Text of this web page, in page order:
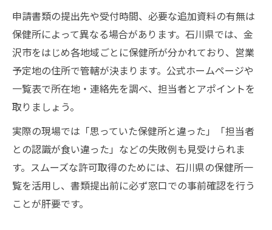
申請の流れ
各県の保健所への事前相談で押さえるべき
ポイント
保健福祉センターの役割と申請書類の提出
方法に注目
他県と比較した特定遊興飲食店営業許可申
請の違い
衛生管理者試験の県ごとの日程や準備事項
まとめ
保健所一覧や営業許可番号検索を活用した手続
き術
申請書類の提出先や受付時間、必要な追加資料の有無は
保健所によって異なる場合があります。石川県では、金
沢市をはじめ各地域ごとに保健所が分かれており、営業
予定地の住所で管轄が決まります。公式ホームページや
一覧表で所在地・連絡先を調べ、担当者とアポイントを
取りましょう。
実際の現場では「思っていた保健所と違った」「担当者
との認識が食い違った」などの失敗例も見受けられま
す。スムーズな許可取得のためには、石川県の保健所一
覧を活用し、書類提出前に必ず窓口での事前確認を行う
ことが肝要です。